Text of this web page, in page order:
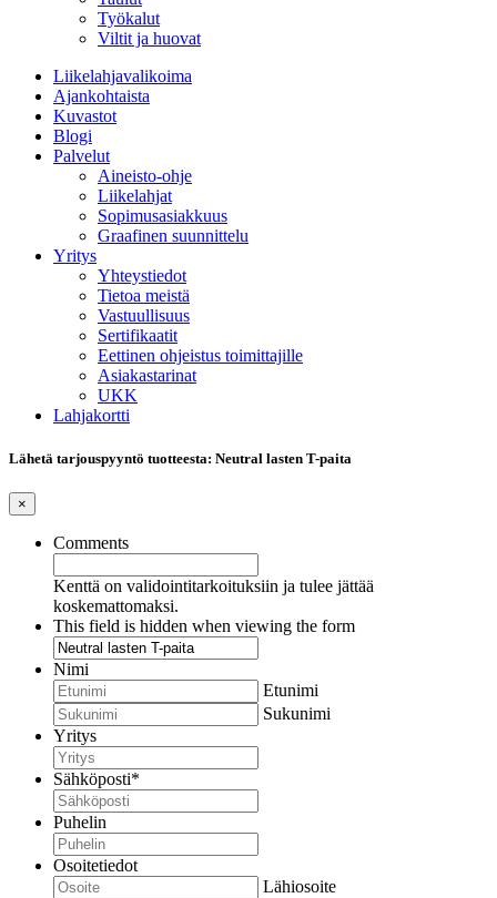
Työkalut
Viltit ja huovat
Liikelahjavalikoima
Ajankohtaista
Kuvastot
Blogi
Palvelut
Aineisto-ohje
Liikelahjat
Sopimusasiakkuus
Graafinen suunnittelu
Yritys
Yhteystiedot
Tietoa meistä
Vastuullisuus
Sertifikaatit
Eettinen ohjeistus toimittajille
Asiakastarinat
UKK
Lahjakortti
Lähetä tarjouspyyntö tuotteesta: Neutral lasten T-paita
×
Comments
Kenttä on validointitarkoituksiin ja tulee jättää
koskemattomaksi.
This field is hidden when viewing the form
Nimi
Etunimi
Sukunimi
Yritys
Sähköposti*
Puhelin
Osoitetiedot
Lähiosoite